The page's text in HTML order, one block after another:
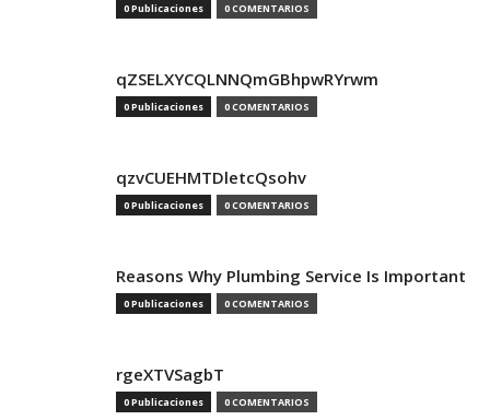
0 Publicaciones 0 COMENTARIOS
qZSELXYCQLNNQmGBhpwRYrwm
0 Publicaciones 0 COMENTARIOS
qzvCUEHMTDletcQsohv
0 Publicaciones 0 COMENTARIOS
Reasons Why Plumbing Service Is Important
0 Publicaciones 0 COMENTARIOS
rgeXTVSagbT
0 Publicaciones 0 COMENTARIOS